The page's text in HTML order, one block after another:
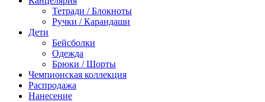
Тетради / Блокноты
Ручки / Карандаши
Дети
Бейсболки
Одежда
Брюки / Шорты
Чемпионская коллекция
Распродажа
Нанесение